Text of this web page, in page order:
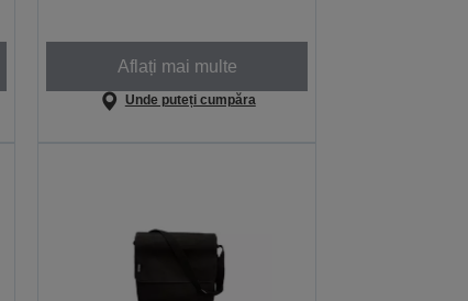
Aflați mai multe
Unde puteți cumpăra